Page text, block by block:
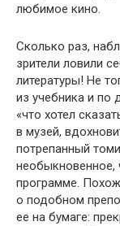
любимое кино.
Сколько раз,
зрители ловили
литературы! Не
из учебника и по
«что хотел
в музей,
потрепанный
необыкновенное,
программе.
о подобном
ее на бумаге: